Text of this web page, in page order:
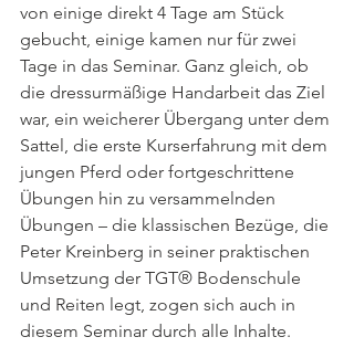
von einige direkt 4 Tage am Stück
gebucht, einige kamen nur für zwei
Tage in das Seminar. Ganz gleich, ob
die dressurmäßige Handarbeit das Ziel
war, ein weicherer Übergang unter dem
Sattel, die erste Kurserfahrung mit dem
jungen Pferd oder fortgeschrittene
Übungen hin zu versammelnden
Übungen – die klassischen Bezüge, die
Peter Kreinberg in seiner praktischen
Umsetzung der TGT® Bodenschule
und Reiten legt, zogen sich auch in
diesem Seminar durch alle Inhalte.